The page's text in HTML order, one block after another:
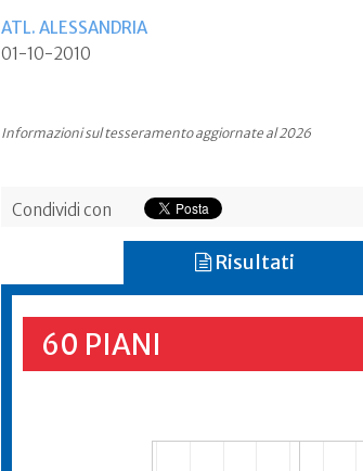
ATL. ALESSANDRIA
01-10-2010
Informazioni sul tesseramento aggiornate al 2026
Condividi con
Risultati
60 PIANI